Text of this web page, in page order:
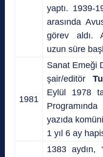
yaptı. 1939-
arasında
görev aldı.
uzun süre
1981
Sanat Emeği
şair/editör
Eylül 1978
yazıda
1 yıl 6 ay
1383 aydın,